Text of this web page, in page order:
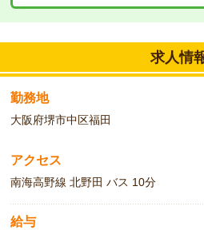
求人情
勤務地
大阪府堺市中区福田
アクセス
南海高野線 北野田 バス 10分
給与